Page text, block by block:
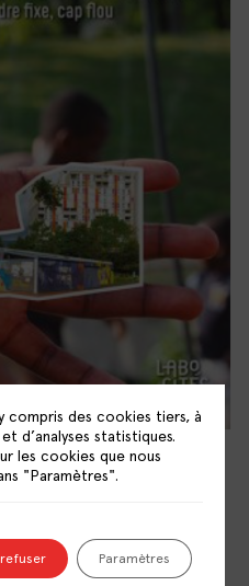
compris des cookies tiers, à
d’analyses statistiques.
les cookies que nous
"Paramètres".
Paramètres